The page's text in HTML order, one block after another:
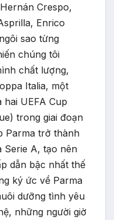
Crespo,
Enrico
sao từng
chúng tôi
chất lượng,
Italia, một
hai UEFA Cup
trong giai đoạn
Parma trở thành
Serie A, tạo nên
dẫn bậc nhất thế
ký ức về Parma
dưỡng tình yêu
những người giờ